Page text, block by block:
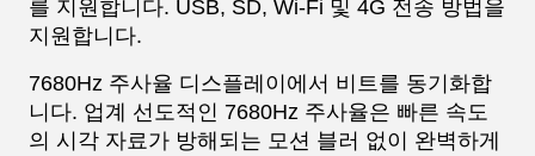
를 지원합니다. USB, SD, Wi-Fi 및 4G 전송 방법을
지원합니다.
7680Hz 주사율 디스플레이에서 비트를 동기화합
니다. 업계 선도적인 7680Hz 주사율은 빠른 속도
의 시각 자료가 방해되는 모션 블러 없이 완벽하게